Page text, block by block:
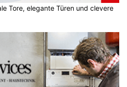
Tore, elegante Türen und clevere